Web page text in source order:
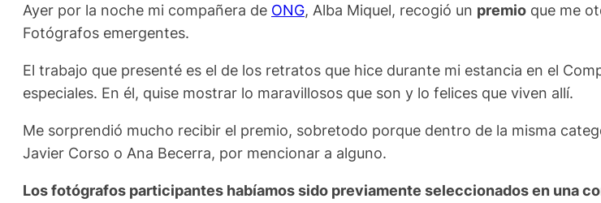
Ayer por la noche mi compañera de ONG, Alba Miquel, recogió un premio que me
Fotógrafos emergentes.
El trabajo que presenté es el de los retratos que hice durante mi estancia en el
especiales. En él, quise mostrar lo maravillosos que son y lo felices que viven allí.
Me sorprendió mucho recibir el premio, sobretodo porque dentro de la misma
Javier Corso o Ana Becerra, por mencionar a alguno.
Los fotógrafos participantes habíamos sido previamente seleccionados en una